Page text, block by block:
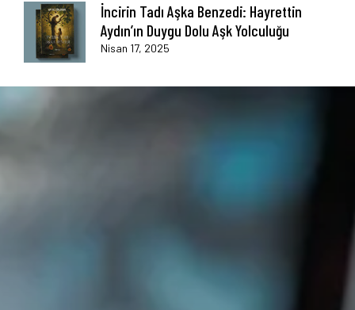
İncirin Tadı Aşka Benzedi: Hayrettin
Aydın’ın Duygu Dolu Aşk Yolculuğu
Nisan 17, 2025